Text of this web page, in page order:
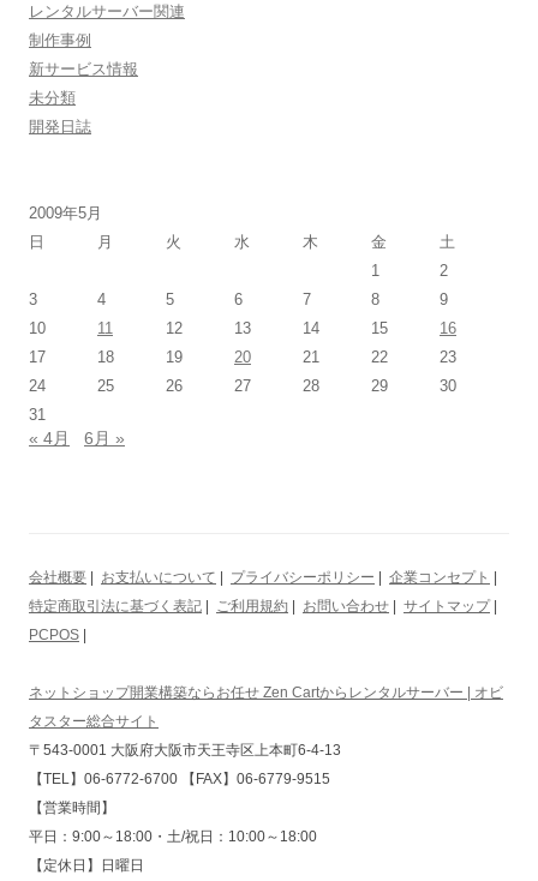
レンタルサーバー関連
制作事例
新サービス情報
未分類
開発日誌
2009年5月
日
月 火 水 木 金
土
1
2
3
4 5 6 7 8
9
10
11 12 13 14 15
16
17
18 19 20 21 22
23
24
25 26 27 28 29
30
31
« 4月 6月 »
会社概要 お支払いについて プライバシーポリシー 企業コンセプト
特定商取引法に基づく表記
ご利用規約 お問い合わせ サイトマップ|
PCPOS
ネットショップ開業構築ならお任せ Zen Cartからレンタルサーバー | オビ
タスター総合サイト
〒543-0001 大阪府大阪市天王寺区上本町6-4-13
【TEL】06-6772-6700 【FAX】06-6779-9515
【営業時間】
平日：9:00～18:00・土/祝日：10:00～18:00
【定休日】日曜日